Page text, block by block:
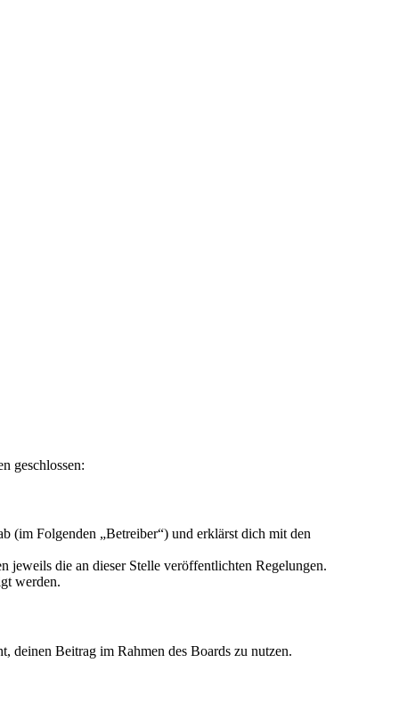
geschlossen:
(im Folgenden „Betreiber“) und erklärst dich mit den
jeweils die an dieser Stelle veröffentlichten Regelungen.
werden.
deinen Beitrag im Rahmen des Boards zu nutzen.